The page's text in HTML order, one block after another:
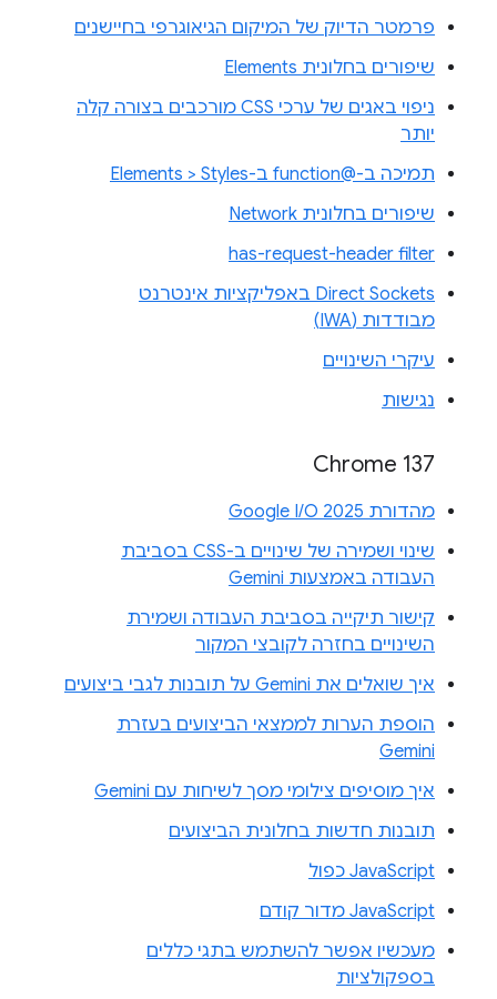
פרמטר הדיוק של המיקום הגיאוגרפי בחיישנים
שיפורים בחלונית Elements
ניפוי באגים של ערכי CSS מורכבים בצורה קלה
יותר
תמיכה ב-@function ב-Elements > Styles
שיפורים בחלונית Network
has-request-header filter
Direct Sockets באפליקציות אינטרנט
מבודדות (IWA)
עיקרי השינויים
נגישות
Chrome 137
מהדורת Google I/O 2025
שינוי ושמירה של שינויים ב-CSS בסביבת
העבודה באמצעות Gemini
קישור תיקייה בסביבת העבודה ושמירת
השינויים בחזרה לקובצי המקור
איך שואלים את Gemini על תובנות לגבי ביצועים
הוספת הערות לממצאי הביצועים בעזרת
Gemini
איך מוסיפים צילומי מסך לשיחות עם Gemini
תובנות חדשות בחלונית הביצועים
JavaScript כפול
JavaScript מדור קודם
מעכשיו אפשר להשתמש בתגי כללים
בספקולציות